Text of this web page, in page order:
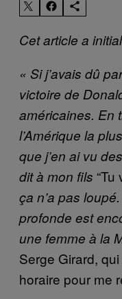
Cet article a
« Si j’avais dû
victoire de
américaines. En
l’Amérique la
que j’en ai vu
dit à mon fils
ça n’a pas
profonde est
une femme à la
Serge Girard,
horaire pour me